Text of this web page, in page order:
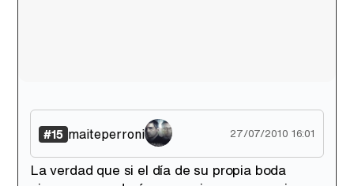
#15 maiteperroni 27/07/2010 16:01
La verdad que si el día de su propia boda